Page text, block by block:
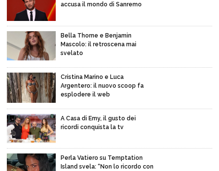
accusa il mondo di Sanremo
Bella Thorne e Benjamin
Mascolo: il retroscena mai
svelato
Cristina Marino e Luca
Argentero: il nuovo scoop fa
esplodere il web
A Casa di Emy, il gusto dei
ricordi conquista la tv
Perla Vatiero su Temptation
Island svela: “Non lo ricordo con